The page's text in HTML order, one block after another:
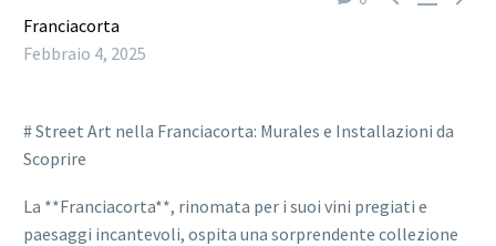
Franciacorta
Febbraio 4, 2025
# Street Art nella Franciacorta: Murales e Installazioni da
Scoprire
La **Franciacorta**, rinomata per i suoi vini pregiati e
paesaggi incantevoli, ospita una sorprendente collezione